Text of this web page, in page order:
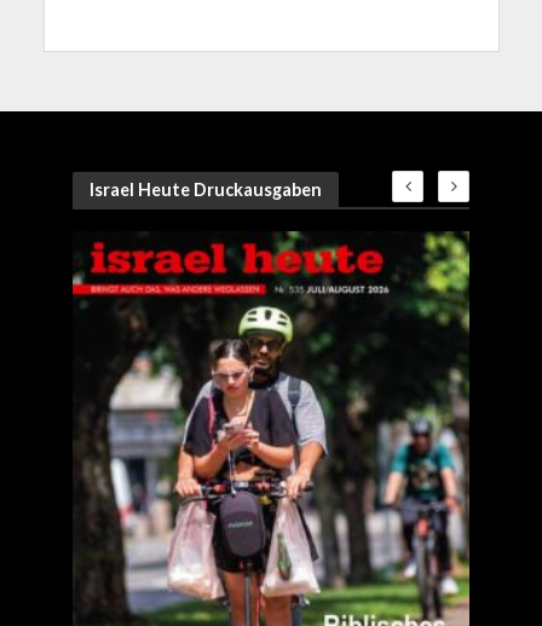
Israel Heute Druckausgaben